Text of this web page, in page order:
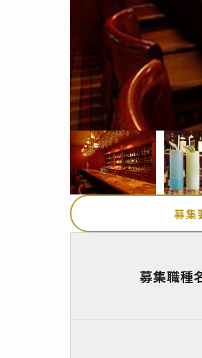
募集
募集職種